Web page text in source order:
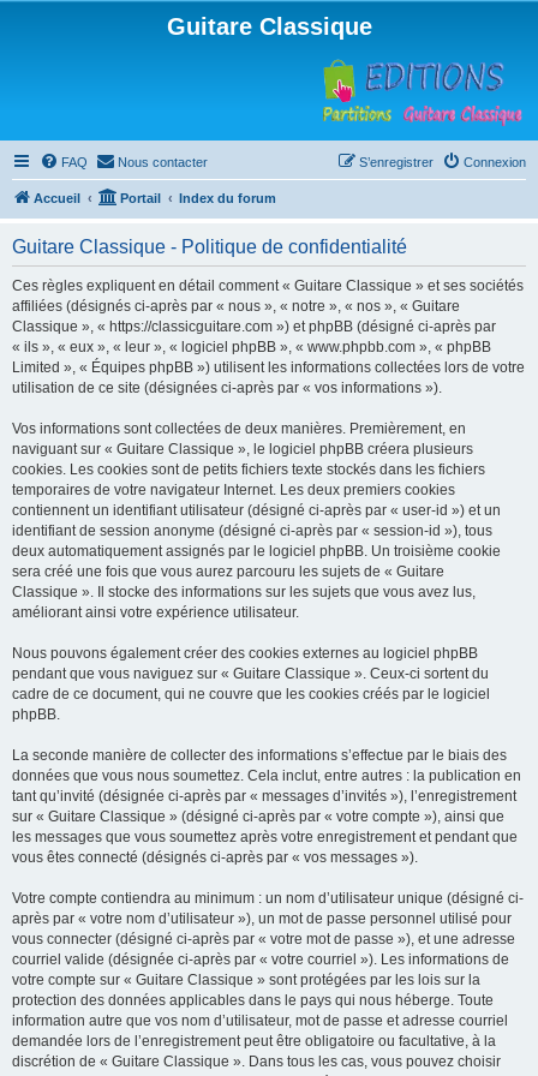
Guitare Classique
FAQ Nous contacter Connexion
S’enregistrer
Accueil Portail Index du forum
Guitare Classique - Politique de confidentialité
Ces règles expliquent en détail comment « Guitare Classique » et ses sociétés
affiliées (désignés ci-après par « nous », « notre », « nos », « Guitare
Classique », « https://classicguitare.com ») et phpBB (désigné ci-après par
« ils », « eux », « leur », « logiciel phpBB », « www.phpbb.com », « phpBB
Limited », « Équipes phpBB ») utilisent les informations collectées lors de votre
utilisation de ce site (désignées ci-après par « vos informations »).
Vos informations sont collectées de deux manières. Premièrement, en
naviguant sur « Guitare Classique », le logiciel phpBB créera plusieurs
cookies. Les cookies sont de petits fichiers texte stockés dans les fichiers
temporaires de votre navigateur Internet. Les deux premiers cookies
contiennent un identifiant utilisateur (désigné ci-après par « user-id ») et un
identifiant de session anonyme (désigné ci-après par « session-id »), tous
deux automatiquement assignés par le logiciel phpBB. Un troisième cookie
sera créé une fois que vous aurez parcouru les sujets de « Guitare
Classique ». Il stocke des informations sur les sujets que vous avez lus,
améliorant ainsi votre expérience utilisateur.
Nous pouvons également créer des cookies externes au logiciel phpBB
pendant que vous naviguez sur « Guitare Classique ». Ceux-ci sortent du
cadre de ce document, qui ne couvre que les cookies créés par le logiciel
phpBB.
La seconde manière de collecter des informations s’effectue par le biais des
données que vous nous soumettez. Cela inclut, entre autres : la publication en
tant qu’invité (désignée ci-après par « messages d’invités »), l’enregistrement
sur « Guitare Classique » (désigné ci-après par « votre compte »), ainsi que
les messages que vous soumettez après votre enregistrement et pendant que
vous êtes connecté (désignés ci-après par « vos messages »).
Votre compte contiendra au minimum : un nom d’utilisateur unique (désigné ci-
après par « votre nom d’utilisateur »), un mot de passe personnel utilisé pour
vous connecter (désigné ci-après par « votre mot de passe »), et une adresse
courriel valide (désignée ci-après par « votre courriel »). Les informations de
votre compte sur « Guitare Classique » sont protégées par les lois sur la
protection des données applicables dans le pays qui nous héberge. Toute
information autre que vos nom d’utilisateur, mot de passe et adresse courriel
demandée lors de l’enregistrement peut être obligatoire ou facultative, à la
discrétion de « Guitare Classique ». Dans tous les cas, vous pouvez choisir